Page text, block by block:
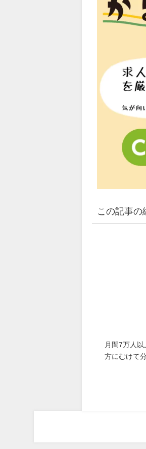
この記事の
月間7万人
方にむけて